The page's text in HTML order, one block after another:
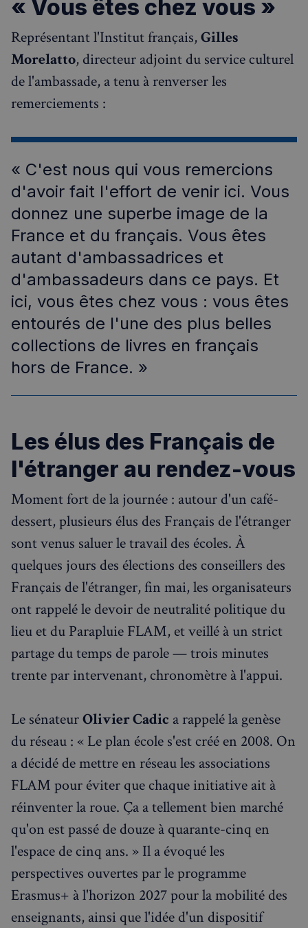
« Vous êtes chez vous »
Représentant l'Institut français,Gilles
Morelatto, directeur adjoint du service culturel
de l'ambassade, a tenu à renverser les
remerciements :
« C'est nous qui vous remercions
d'avoir fait l'effort de venir ici. Vous
donnez une superbe image de la
France et du français. Vous êtes
autant d'ambassadrices et
d'ambassadeurs dans ce pays. Et
ici, vous êtes chez vous : vous êtes
entourés de l'une des plus belles
collections de livres en français
hors de France. »
Les élus des Français de
l'étranger au rendez-vous
Moment fort de la journée : autour d'un café-
dessert, plusieurs élus des Français de l'étranger
sont venus saluer le travail des écoles. À
quelques jours des élections des conseillers des
Français de l'étranger, fin mai, les organisateurs
ont rappelé le devoir de neutralité politique du
lieu et du Parapluie FLAM, et veillé à un strict
partage du temps de parole — trois minutes
trente par intervenant, chronomètre à l'appui.
Le sénateurOlivier Cadic a rappelé la genèse
du réseau : « Le plan école s'est créé en 2008. On
a décidé de mettre en réseau les associations
FLAM pour éviter que chaque initiative ait à
réinventer la roue. Ça a tellement bien marché
qu'on est passé de douze à quarante-cinq en
l'espace de cinq ans. » Il a évoqué les
perspectives ouvertes par le programme
Erasmus+ à l'horizon 2027 pour la mobilité des
enseignants, ainsi que l'idée d'un dispositif